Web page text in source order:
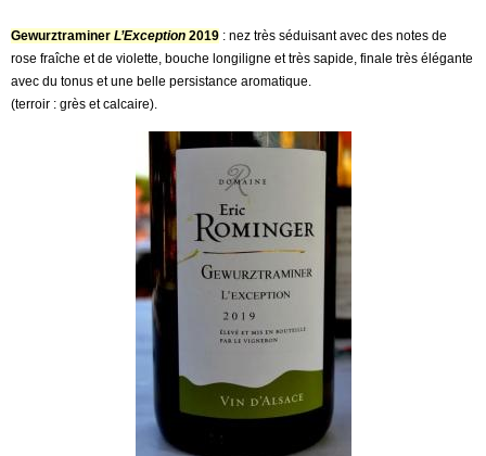
Gewurztraminer L’Exception 2019 : nez très séduisant avec des notes de
rose fraîche et de violette, bouche longiligne et très sapide, finale très élégante
avec du tonus et une belle persistance aromatique.
(terroir : grès et calcaire).